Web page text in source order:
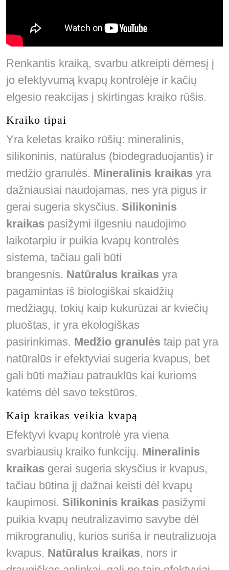
Renkantis kraiką, svarbu atkreipti dėmesį į
jo efektyvumą kvapų kontrolėje ir kačių
elgesio reakcijas į skirtingas kraiko rūšis.
Kraiko tipai
Yra keletas kraiko rūšių: mineralinis,
silikoninis, natūralus (biodegraduojantis) ir
medžio granulės. Mineralinis kraikas yra
dažniausiai naudojamas, nes yra pigus ir
gerai sugeria skysčius. Silikoninis
kraikas pasižymi ilgesniu naudojimo
laikotarpiu ir puikia kvapų kontrolės
sistema, tačiau gali būti
brangesnis. Natūralus kraikas yra
pagamintas iš biologiškai skaidžių
medžiagų, tokių kaip kukurūzai ar kviečių
pluoštas, ir yra ekologiškas
pasirinkimas. Medžio granulės taip pat yra
natūralūs ir efektyviai sugeria kvapus, bet
gali būti mažiau patrauklūs kai kurioms
katėms dėl savo tekstūros.
Kaip kraikas veikia kvapą
Efektyvi kvapų kontrolė yra viena
svarbiausių kraiko funkcijų. Mineralinis
kraikas gerai sugeria skysčius ir kvapus,
tačiau būtina jį dažnai keisti dėl kvapų
kaupimosi. Silikoninis kraikas pasižymi
puikia kvapų neutralizavimo savybe dėl
mikrogranulių, kurios suriša ir neutralizuoja
kvapus. Natūralus kraikas, nors ir